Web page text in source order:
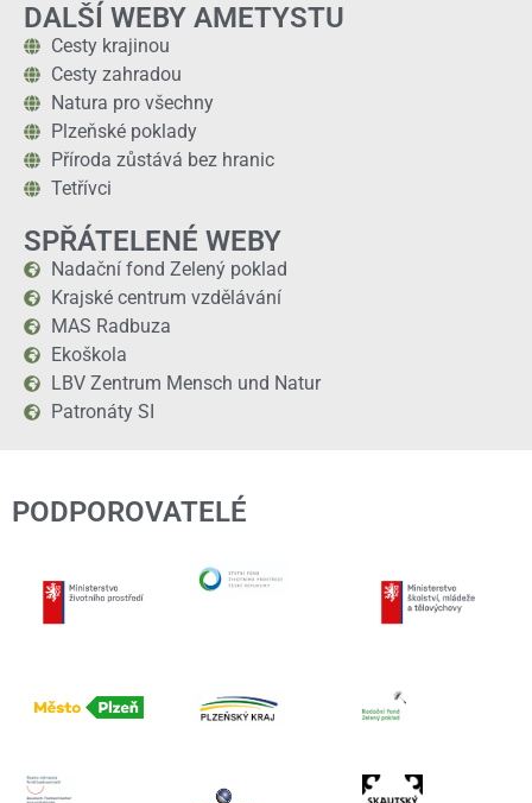
DALŠÍ WEBY AMETYSTU
Cesty krajinou
Cesty zahradou
Natura pro všechny
Plzeňské poklady
Příroda zůstává bez hranic
Tetřívci
SPŘÁTELENÉ WEBY
Nadační fond Zelený poklad
Krajské centrum vzdělávání
MAS Radbuza
Ekoškola
LBV Zentrum Mensch und Natur
Patronáty SI
PODPOROVATELÉ